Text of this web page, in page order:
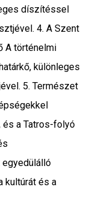
díszítéssel
4. A Szent
A történelmi
különleges
5. Természet
és a Tatros-folyó
kultúrát és a